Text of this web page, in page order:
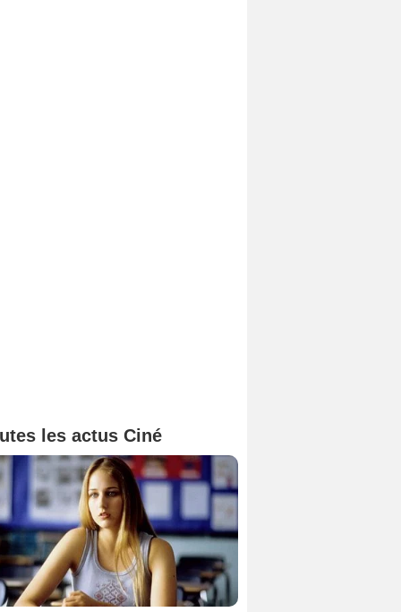
les actus Ciné